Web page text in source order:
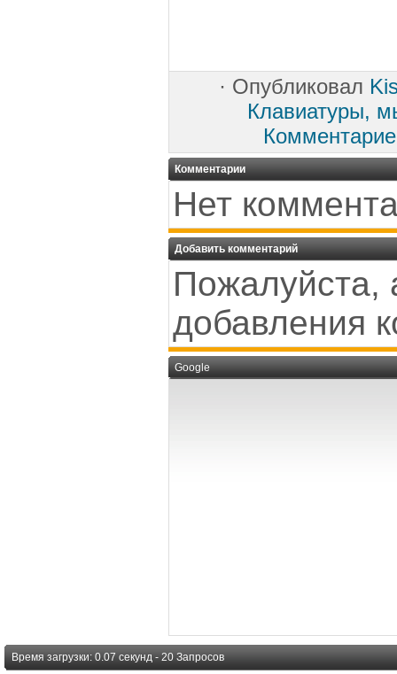
· Опубликовал
Клавиатуры,
Комментарии
Нет
Добавить комментарий
Пожалуйста,
добавления
Google
Время загрузки: 0.07 секунд - 20 Запросов